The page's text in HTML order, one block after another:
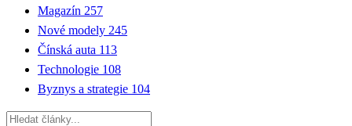
Magazín 257
Nové modely 245
Čínská auta 113
Technologie 108
Byznys a strategie 104
Hledat: